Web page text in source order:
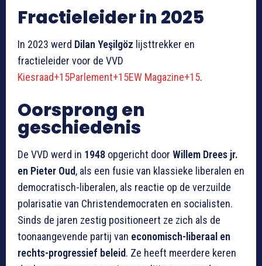
Fractieleider in 2025
In 2023 werd Dilan Yeşilgöz lijsttrekker en
fractieleider voor de VVD
Kiesraad+15Parlement+15EW Magazine+15.
Oorsprong en
geschiedenis
De VVD werd in 1948 opgericht door Willem Drees jr.
en Pieter Oud, als een fusie van klassieke liberalen en
democratisch-liberalen, als reactie op de verzuilde
polarisatie van Christendemocraten en socialisten.
Sinds de jaren zestig positioneert ze zich als de
toonaangevende partij van economisch-liberaal en
rechts-progressief beleid. Ze heeft meerdere keren